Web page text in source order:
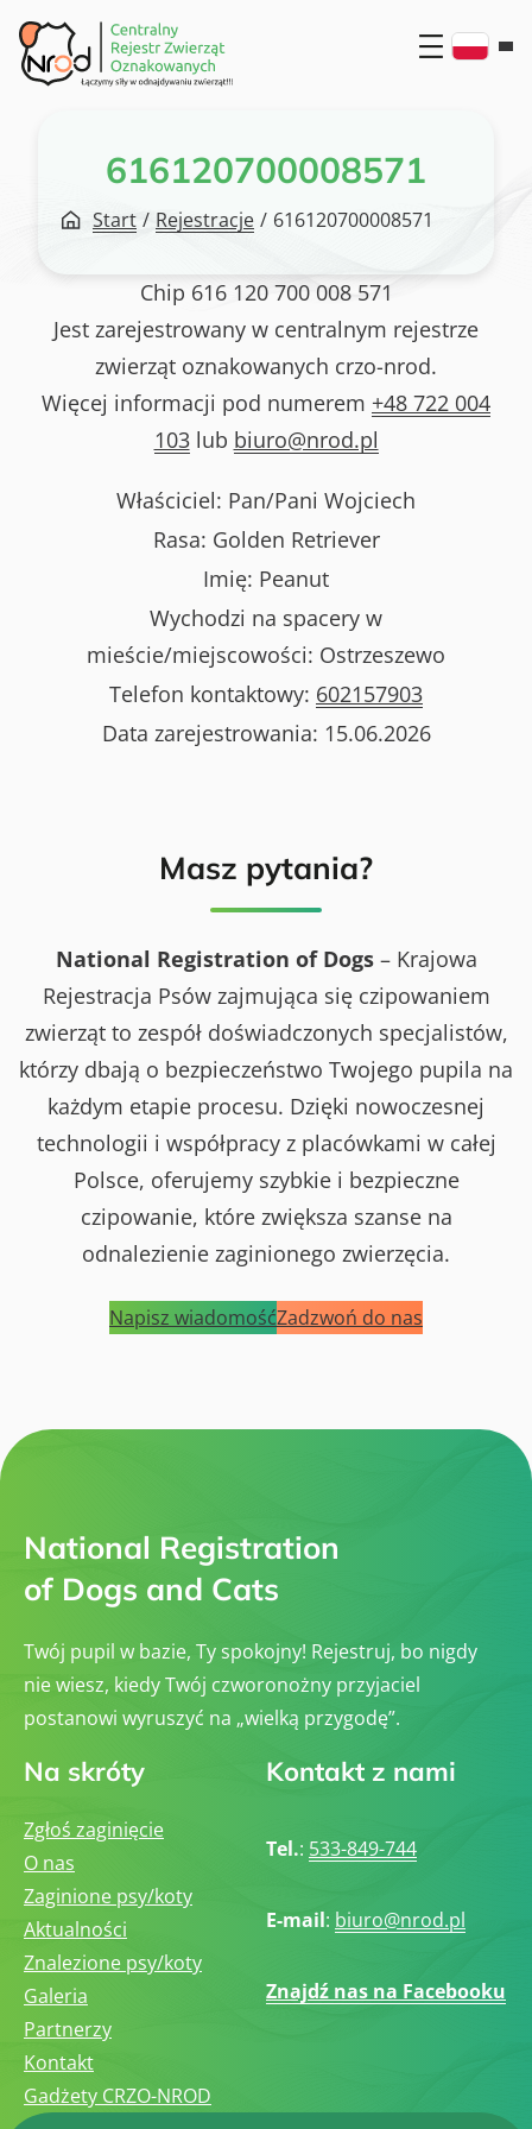
Przejdź
do
treści
616120700008571
Start / Rejestracje / 616120700008571
Chip 616 120 700 008 571
Jest zarejestrowany w centralnym rejestrze
zwierząt oznakowanych crzo-nrod.
Więcej informacji pod numerem +48 722 004
103lub biuro@nrod.pl
Właściciel: Pan/Pani Wojciech
Rasa: Golden Retriever
Imię: Peanut
Wychodzi na spacery w
mieście/miejscowości: Ostrzeszewo
Telefon kontaktowy: 602157903
Data zarejestrowania: 15.06.2026
Masz pytania?
National Registration of Dogs– Krajowa
Rejestracja Psów zajmująca się czipowaniem
zwierząt to zespół doświadczonych specjalistów,
którzy dbają o bezpieczeństwo Twojego pupila na
każdym etapie procesu. Dzięki nowoczesnej
technologii i współpracy z placówkami w całej
Polsce, oferujemy szybkie i bezpieczne
czipowanie, które zwiększa szanse na
odnalezienie zaginionego zwierzęcia.
Napisz wiadomośćZadzwoń do nas
National Registration
of Dogs and Cats
Twój pupil w bazie, Ty spokojny! Rejestruj, bo nigdy
nie wiesz, kiedy Twój czworonożny przyjaciel
postanowi wyruszyć na „wielką przygodę”.
Na skróty
Zgłoś zaginięcie
O nas
Zaginione psy/koty
Aktualności
Znalezione psy/koty
Galeria
Partnerzy
Kontakt
Gadżety CRZO-NROD
Kontakt z nami
Tel.: 533-849-744
E-mail: biuro@nrod.pl
Znajdź nas na Facebooku